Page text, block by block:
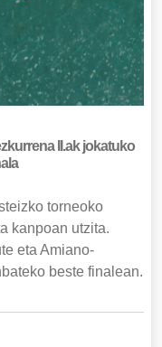
II.ak jokatuko
torneoko
kanpoan utzita.
eta Amiano-
beste finalean.